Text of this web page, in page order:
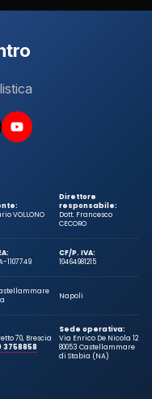
VOLLONO
Direttore
responsabile:
Dott. Francesco
CECORO
1107749
CF/P. IVA:
10464981215
Napoli
70, Brescia
3758858
Sede operativa:
Via Enrico De Nicola 12
80053 Castellammare
di Stabia (NA)